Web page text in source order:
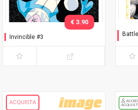
Invincible #3
€ 3.90
ACQUISTA